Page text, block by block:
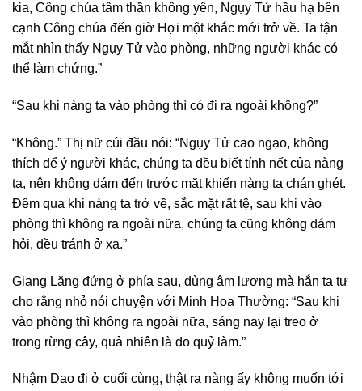
kia, Công chúa tâm thần không yên, Ngụy Tử hầu hạ bên
cạnh Công chúa đến giờ Hợi một khắc mới trở về. Ta tận
mắt nhìn thấy Ngụy Tử vào phòng, những người khác có
thể làm chứng.”
“Sau khi nàng ta vào phòng thì có đi ra ngoài không?”
“Không.” Thị nữ cúi đầu nói: “Ngụy Tử cao ngạo, không
thích để ý người khác, chúng ta đều biết tính nết của nàng
ta, nên không dám đến trước mặt khiến nàng ta chán ghét.
Đêm qua khi nàng ta trở về, sắc mặt rất tệ, sau khi vào
phòng thì không ra ngoài nữa, chúng ta cũng không dám
hỏi, đều tránh ở xa.”
Giang Lăng đứng ở phía sau, dùng âm lượng mà hắn ta tự
cho rằng nhỏ nói chuyện với Minh Hoa Thường: “Sau khi
vào phòng thì không ra ngoài nữa, sáng nay lại treo ở
trong rừng cây, quả nhiên là do quỷ làm.”
Nhậm Dao đi ở cuối cùng, thật ra nàng ấy không muốn tới